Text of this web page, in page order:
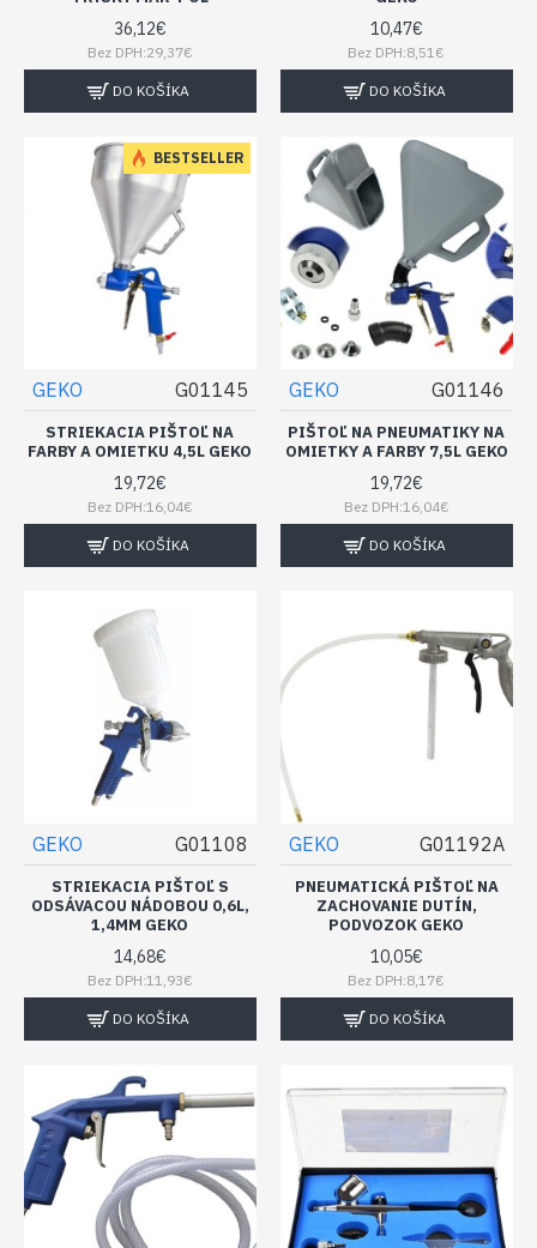
36,12€
Bez DPH:29,37€
DO KOŠÍKA
10,47€
Bez DPH:8,51€
DO KOŠÍKA
BESTSELLER
GEKO G01145
STRIEKACIA PIŠTOĽ NA
FARBY A OMIETKU 4,5L GEKO
19,72€
Bez DPH:16,04€
DO KOŠÍKA
GEKO G01146
PIŠTOĽ NA PNEUMATIKY NA
OMIETKY A FARBY 7,5L GEKO
19,72€
Bez DPH:16,04€
DO KOŠÍKA
GEKO G01108
STRIEKACIA PIŠTOĽ S
ODSÁVACOU NÁDOBOU 0,6L,
1,4MM GEKO
14,68€
Bez DPH:11,93€
DO KOŠÍKA
GEKO G01192A
PNEUMATICKÁ PIŠTOĽ NA
ZACHOVANIE DUTÍN,
PODVOZOK GEKO
10,05€
Bez DPH:8,17€
DO KOŠÍKA